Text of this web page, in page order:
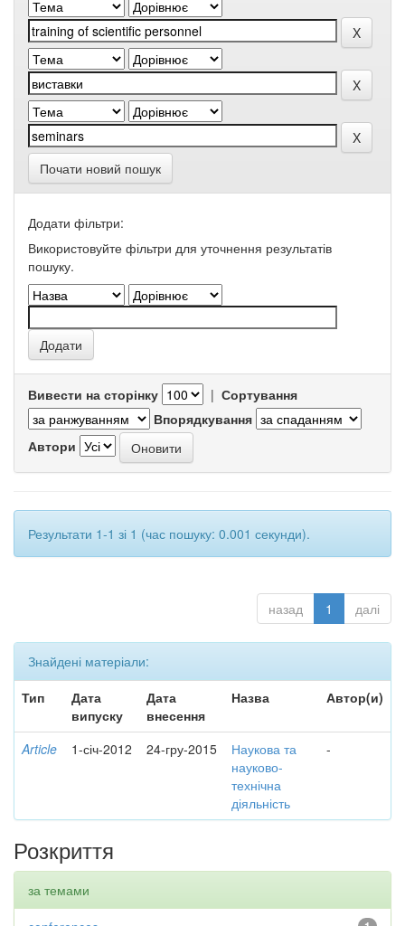
Почати новий пошук
Додати фільтри:
Використовуйте фільтри для уточнення результатів
пошуку.
Вивести на сторінку | Сортування
Впорядкування
Автори
Результати 1-1 зі 1 (час пошуку: 0.001 секунди).
назад 1 далі
Знайдені матеріали:
Тип
Дата
випуску
Дата
внесення
Назва Автор(и)
Article 1-січ-2012 24-гру-2015
Наукова та
науково-
технічна
діяльність
-
Розкриття
за темами